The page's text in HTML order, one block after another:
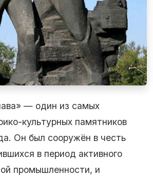
— один из самых
культурных памятников
Он был сооружён в честь
в период активного
промышленности, и